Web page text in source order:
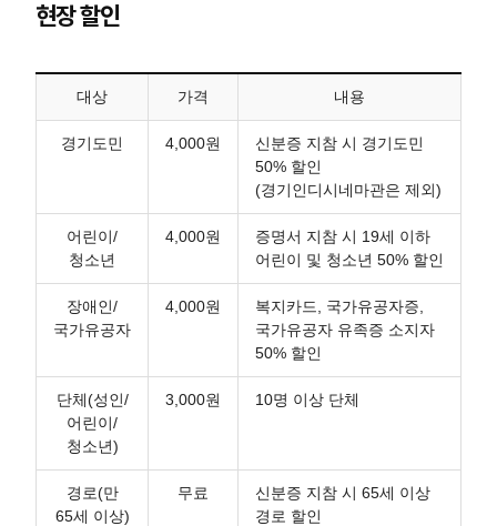
현장 할인
대상 가격 내용
경기도민 4,000원
신분증 지참 시 경기도민
50% 할인
(경기인디시네마관은 제외)
어린이/
청소년
4,000원
증명서 지참 시 19세 이하
어린이 및 청소년 50% 할인
장애인/
국가유공자
4,000원
복지카드, 국가유공자증,
국가유공자 유족증 소지자
50% 할인
단체(성인/
어린이/
청소년)
3,000원 10명 이상 단체
경로(만
65세 이상)
무료
신분증 지참 시 65세 이상
경로 할인